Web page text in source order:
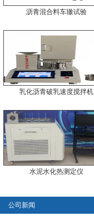
沥青混合料车辙试验
乳化沥青破乳速度搅拌机
水泥水化热测定仪
公司新闻